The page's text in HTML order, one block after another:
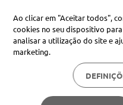
Procure no Marketplace
Pesquisas mais comuns
Beleza e Cuidado
Ao clicar em "Aceitar todos",
cookies no seu dispositivo
analisar a utilização do site e
marketing.